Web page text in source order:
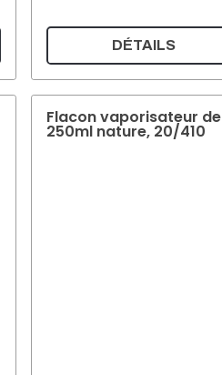
DÉTAILS
Flacon vaporisateur de
250ml nature, 20/410